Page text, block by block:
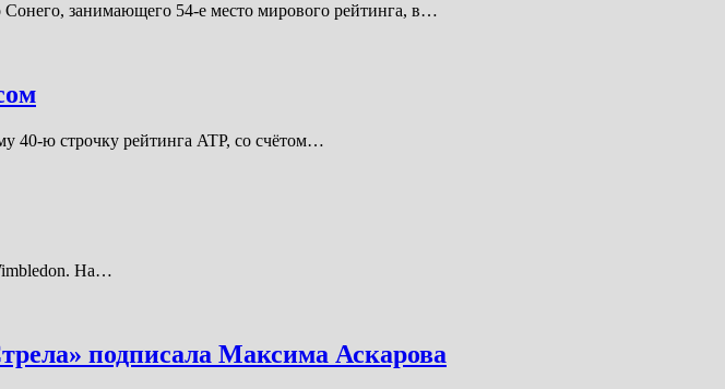
занимающего 54-е место мирового рейтинга, в…
40-ю строчку рейтинга ATP, со счётом…
На…
подписала Максима Аскарова